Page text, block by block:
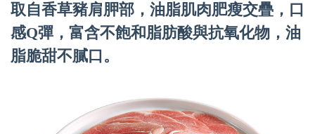
取自香草豬肩胛部，油脂肌肉肥瘦交疊，口
感Q彈，富含不飽和脂肪酸與抗氧化物，油
脂脆甜不膩口。